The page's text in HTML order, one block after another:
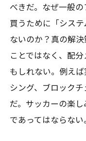
べきだ。なぜ一般
買うために「シス
ないのか？真の解
ことではなく、配
もしれない。例え
シング、ブロック
だ。サッカーの楽
であってはならない。